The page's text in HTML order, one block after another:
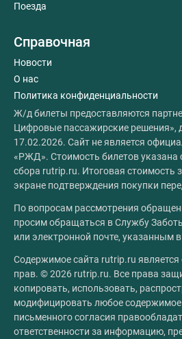
Поезда
Справочная
Новости
О нас
Политика конфиденциальности
Ж/д билеты предоставляются
Цифровые пассажирские
17.02.2026. Сайт не является
«РЖД». Стоимость билетов указана
сбора rutrip.ru. Итоговая стоимость
экране подтверждения покупки
По вопросам рассмотрения
просим обращаться в Службу
или электронной почте, указанным
Содержимое сайта rutrip.ru
прав. © 2026 rutrip.ru. Все права
копировать, использовать,
модифицировать любое содержимое
письменного согласия
ответственности за информацию,